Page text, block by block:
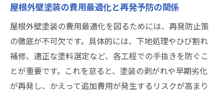
屋根外壁塗装の費用最適化と再発予防の関係
屋根外壁塗装の費用最適化を図るためには、再発防止策
の徹底が不可欠です。具体的には、下地処理やひび割れ
補修、適正な塗料選定など、各工程での手抜きを防ぐこ
とが重要です。これを怠ると、塗装の剥がれや早期劣化
が再発し、かえって追加費用が発生するリスクが高まり